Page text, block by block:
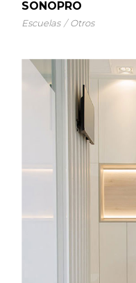
SONOPRO
Escuelas Otros